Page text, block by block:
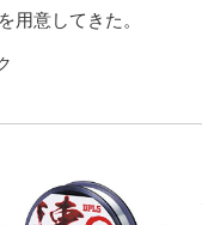
用意してきた。